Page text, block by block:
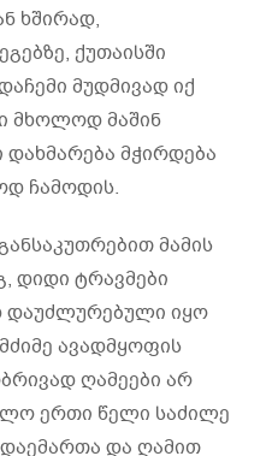
ხშირად,
ქუთაისში
მუდმივად იქ
მხოლოდ მაშინ
მჭირდება
ჩამოდის.
მამის
დიდი ტრავმები
დაუძლურებული იყო
ავადმყოფის
ღამეები არ
ერთი წელი საძილე
და ღამით